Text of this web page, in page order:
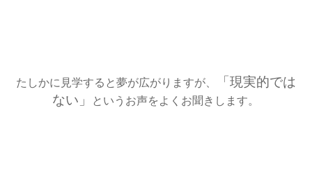
たしかに見学すると夢が広がりますが、
「現実的では
ない」
というお声をよくお聞きします。